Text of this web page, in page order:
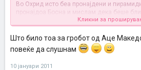
Во Охрид исто беа пронајдени и
пронајдоа Босна и мислам дека беше
А да иначе мн сум среќна што конечно е
гробот од Александар Македонски и
објавена
Кликни за
Што било тоа за гробот од Аце
повеќе да слушнам
10 јануари 2011